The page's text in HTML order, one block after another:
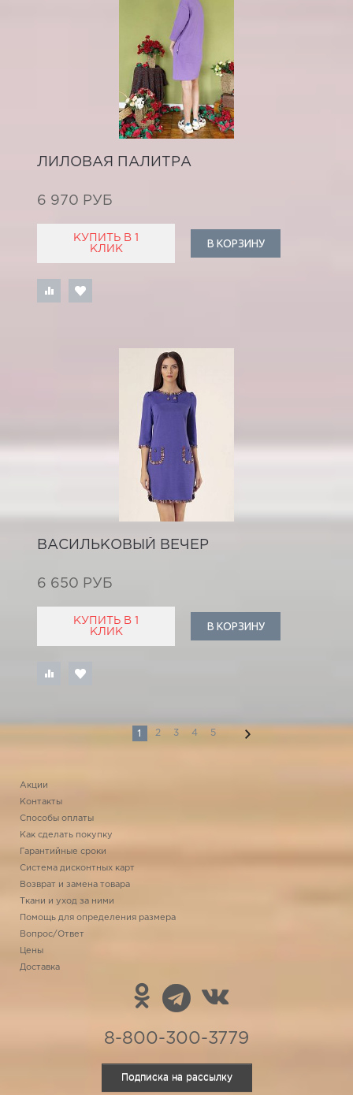
ЛИЛОВАЯ ПАЛИТРА
6 970 РУБ
КУПИТЬ В 1
КЛИК
В КОРЗИНУ
ВАСИЛЬКОВЫЙ ВЕЧЕР
6 650 РУБ
КУПИТЬ В 1
КЛИК
В КОРЗИНУ
1 2 3 4 5
Акции
Контакты
Способы оплаты
Как сделать покупку
Гарантийные сроки
Система дисконтных карт
Возврат и замена товара
Ткани и уход за ними
Помощь для определения размера
Вопрос/Ответ
Цены
Доставка
8-800-300-3779
Подписка на рассылку